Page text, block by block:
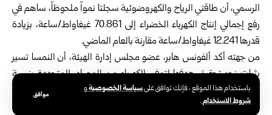
باستخدام هذا الموقع ، فإنك توافق علىسياسة الخصوصيةو
شروط الاستخدام.
موافق
الرسمي، أن طاقتي الرياح والكهروضوئية سجلتا نمواً ملحوظاً، ساهم في
رفع إجمالي إنتاج الكهرباء الخضراء إلى 70.861 غيغاواط/ساعة، بزيادة
قدرها 12.241 غيغاواط/ساعة مقارنة بالعام الماضي.
من جهته أكد ألفونس هابر، عضو مجلس إدارة الهيئة، أن النمسا تسير
بثبات نحو تحقيق هدفها لتوفير الكهرباء من المصادر المتجددة بنسبة
تسمح بتحقيق الاكتفاء الكامل منها، مدعومة بقانون توسيع الطاقة
المتجددة الهادف إلى إضافة 27 تيراواط/ساعة من الكهرباء الخضراء و5